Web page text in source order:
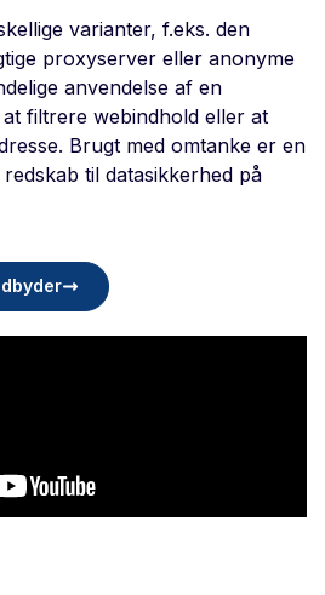
varianter, f.eks. den
proxyserver eller anonyme
anvendelse af en
filtrere webindhold eller at
Brugt med omtanke er en
til datasikkerhed på